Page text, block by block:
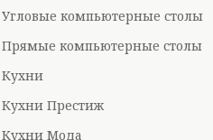
Угловые компьютерные столы
Прямые компьютерные столы
Кухни
Кухни Престиж
Кухни Мода